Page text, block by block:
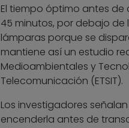
El tiempo óptimo antes
45 minutos, por debajo
lámparas porque se
mantiene así un estudio
Medioambientales y
Telecomunicación (ETSIT).
Los investigadores
encenderla antes de